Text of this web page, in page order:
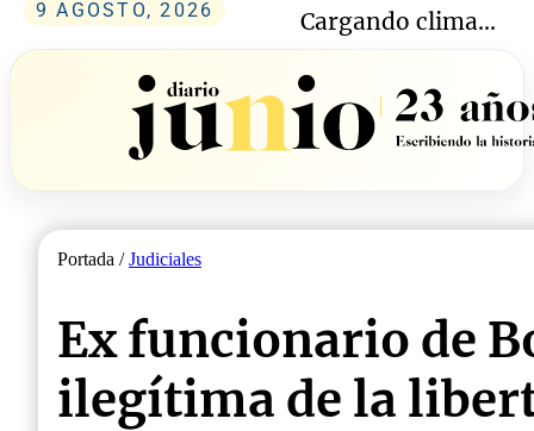
9 AGOSTO, 2026 Cargando clima...
Portada /Judiciales
Ex funcionario de
ilegítima de la